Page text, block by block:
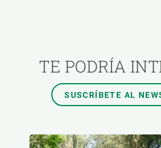
AUTOR
TE PODRÍA
SUSCRÍBETE AL